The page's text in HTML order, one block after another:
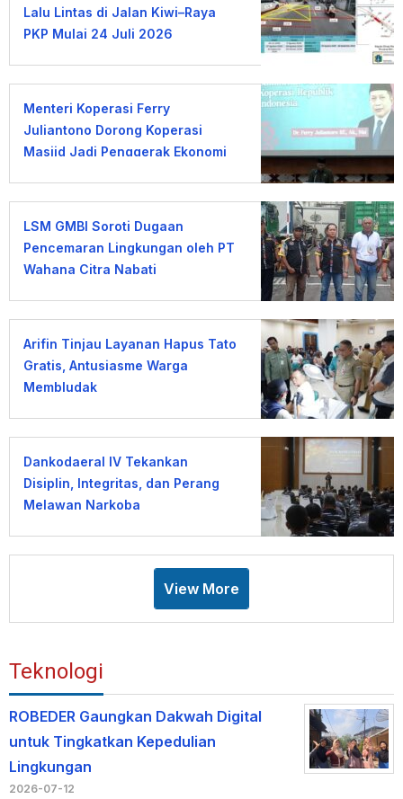
Lalu Lintas di Jalan Kiwi–Raya
PKP Mulai 24 Juli 2026
Menteri Koperasi Ferry
Juliantono Dorong Koperasi
Masjid Jadi Penggerak Ekonomi
LSM GMBI Soroti Dugaan
Pencemaran Lingkungan oleh PT
Wahana Citra Nabati
Arifin Tinjau Layanan Hapus Tato
Gratis, Antusiasme Warga
Membludak
Dankodaeral IV Tekankan
Disiplin, Integritas, dan Perang
Melawan Narkoba
View More
Teknologi
ROBEDER Gaungkan Dakwah Digital
untuk Tingkatkan Kepedulian
Lingkungan
2026-07-12